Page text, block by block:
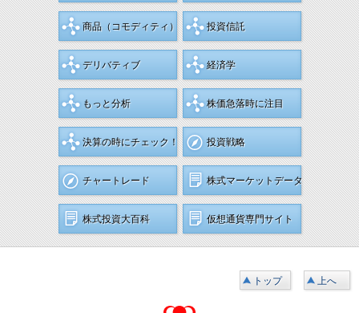
商品（コモディティ） 投資信託
デリバティブ 経済学
もっと分析 株価急落時に注目
決算の時にチェック！ 投資戦略
チャートレード 株式マーケットデータ
株式投資大百科 仮想通貨専門サイト
トップ 上へ